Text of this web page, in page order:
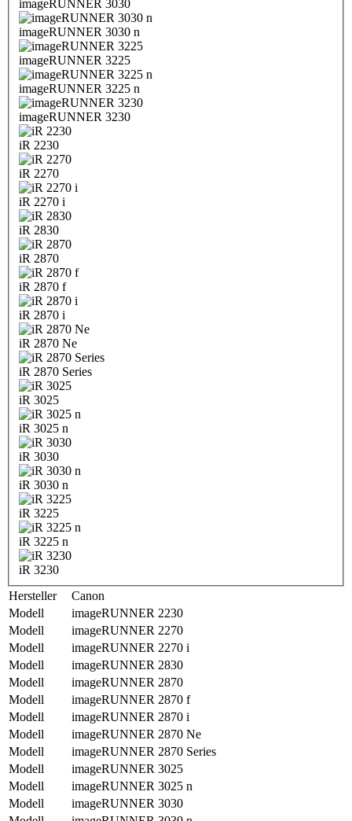
imageRUNNER 3030
imageRUNNER 3030 n
imageRUNNER 3225
imageRUNNER 3225 n
imageRUNNER 3230
iR 2230
iR 2270
iR 2270 i
iR 2830
iR 2870
iR 2870 f
iR 2870 i
iR 2870 Ne
iR 2870 Series
iR 3025
iR 3025 n
iR 3030
iR 3030 n
iR 3225
iR 3225 n
iR 3230
Hersteller
Canon
Modell
imageRUNNER 2230
Modell
imageRUNNER 2270
Modell
imageRUNNER 2270 i
Modell
imageRUNNER 2830
Modell
imageRUNNER 2870
Modell
imageRUNNER 2870 f
Modell
imageRUNNER 2870 i
Modell
imageRUNNER 2870 Ne
Modell
imageRUNNER 2870 Series
Modell
imageRUNNER 3025
Modell
imageRUNNER 3025 n
Modell
imageRUNNER 3030